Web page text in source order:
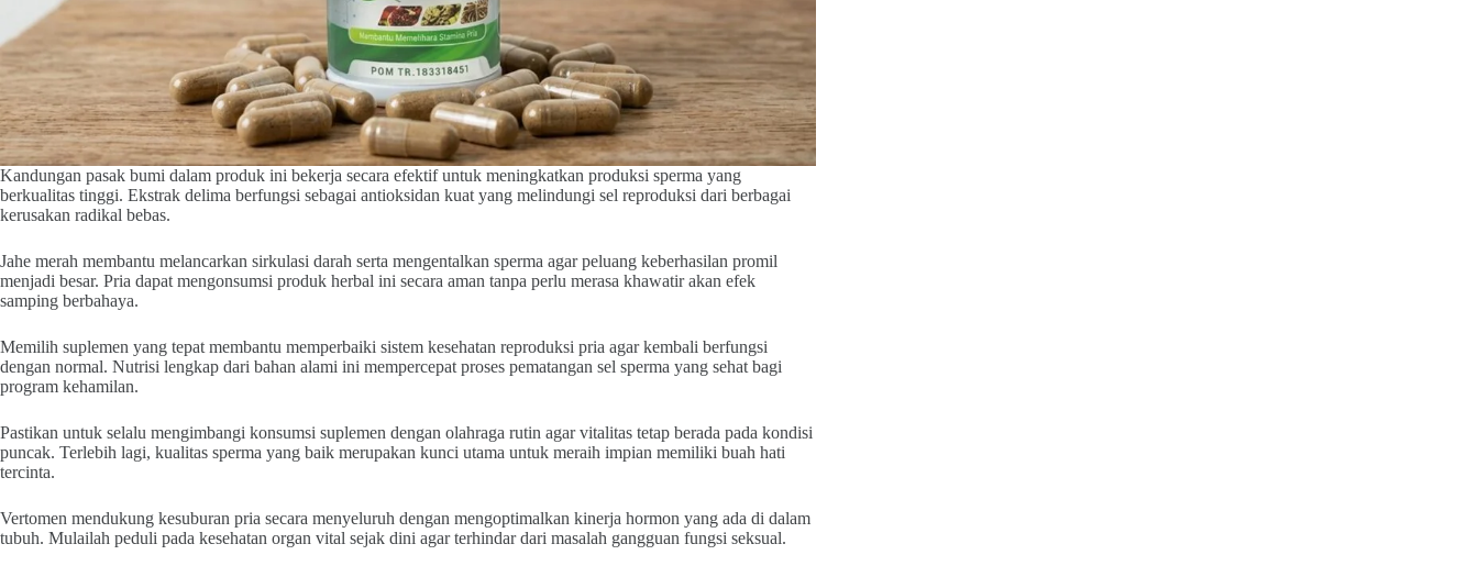
Kandungan pasak bumi dalam produk ini bekerja secara efektif untuk meningkatkan produksi sperma yang
berkualitas tinggi. Ekstrak delima berfungsi sebagai antioksidan kuat yang melindungi sel reproduksi dari berbagai
kerusakan radikal bebas.
Jahe merah membantu melancarkan sirkulasi darah serta mengentalkan sperma agar peluang keberhasilan promil
menjadi besar. Pria dapat mengonsumsi produk herbal ini secara aman tanpa perlu merasa khawatir akan efek
samping berbahaya.
Memilih suplemen yang tepat membantu memperbaiki sistem kesehatan reproduksi pria agar kembali berfungsi
dengan normal. Nutrisi lengkap dari bahan alami ini mempercepat proses pematangan sel sperma yang sehat bagi
program kehamilan.
Pastikan untuk selalu mengimbangi konsumsi suplemen dengan olahraga rutin agar vitalitas tetap berada pada kondisi
puncak. Terlebih lagi, kualitas sperma yang baik merupakan kunci utama untuk meraih impian memiliki buah hati
tercinta.
Vertomen mendukung kesuburan pria secara menyeluruh dengan mengoptimalkan kinerja hormon yang ada di dalam
tubuh. Mulailah peduli pada kesehatan organ vital sejak dini agar terhindar dari masalah gangguan fungsi seksual.